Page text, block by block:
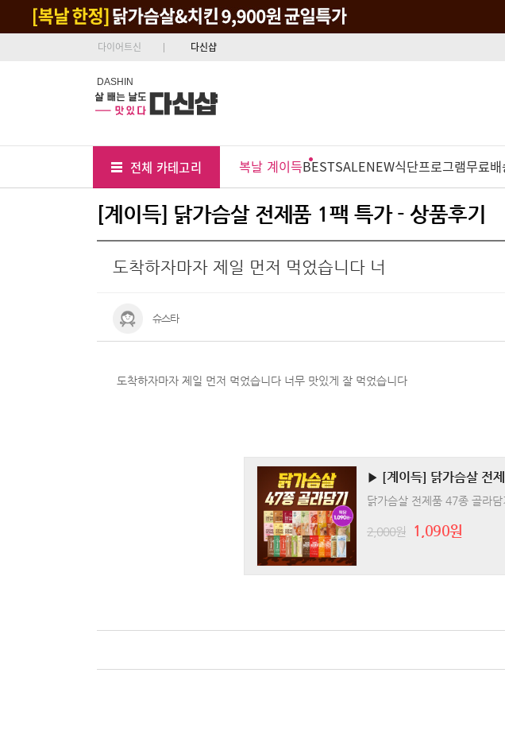
다이어트신 다신샵
DASHIN
전체 카테고리 복날 계이득BESTSALENEW식단프로그램무료배
[계이득] 닭가슴살 전제품 1팩 특가 - 상품후기
도착하자마자 제일 먼저 먹었습니다 너
슈스타
도착하자마자 제일 먼저 먹었습니다 너무 맛있게 잘 먹었습니다
▶ [계이득] 닭가슴살 전
닭가슴살 전제품 47종 골라담
2,000원 1,090원